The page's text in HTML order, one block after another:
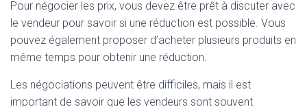
Pour négocier les prix, vous devez être prêt à discuter avec
le vendeur pour savoir si une réduction est possible. Vous
pouvez également proposer d’acheter plusieurs produits en
même temps pour obtenir une réduction.
Les négociations peuvent être difficiles, mais il est
important de savoir que les vendeurs sont souvent